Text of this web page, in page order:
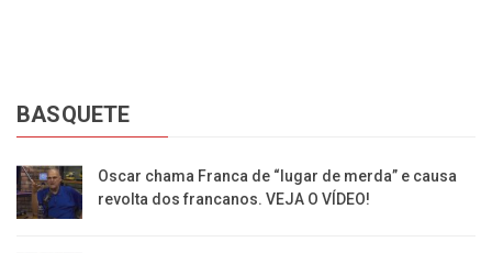
BASQUETE
Oscar chama Franca de “lugar de merda” e causa
revolta dos francanos. VEJA O VÍDEO!